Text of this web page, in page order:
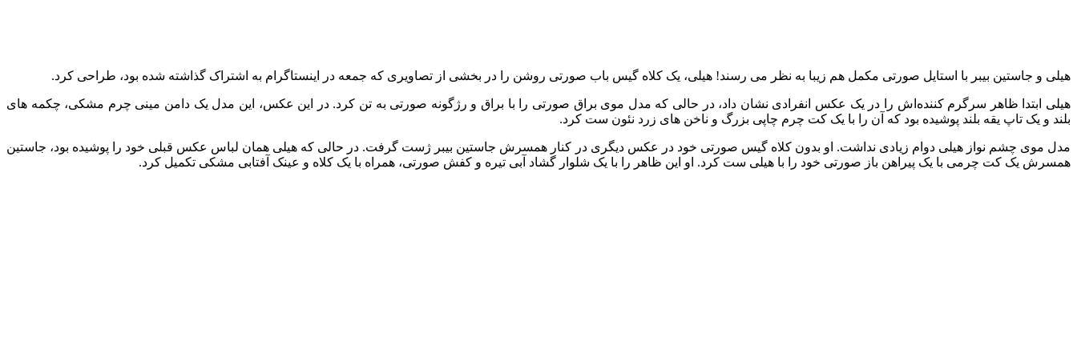
هیلی و جاستین بیبر با استایل صورتی مکمل هم زیبا به نظر می رسند! هیلی، یک کلاه گیس باب صورتی روشن را در بخشی از تصاویری که جمعه در اینستاگرام به اشتراک گذاشته شده بود، طراحی کرد.
هیلی ابتدا ظاهر سرگرم‌ کننده‌اش را در یک عکس انفرادی نشان داد، در حالی که مدل موی براق صورتی را با براق و رژگونه صورتی به تن کرد. در این عکس، این مدل یک دامن مینی چرم مشکی، چکمه های
بلند و یک تاپ یقه بلند پوشیده بود که آن را با یک کت چرم چاپی بزرگ و ناخن های زرد نئون ست کرد.
مدل موی چشم نواز هیلی دوام زیادی نداشت. او بدون کلاه گیس صورتی خود در عکس دیگری در کنار همسرش جاستین بیبر ژست گرفت. در حالی که هیلی همان لباس عکس قبلی خود را پوشیده بود، جاستین
همسرش یک کت چرمی با یک پیراهن باز صورتی خود را با هیلی ست کرد. او این ظاهر را با یک شلوار گشاد آبی تیره و کفش صورتی، همراه با یک کلاه و عینک آفتابی مشکی تکمیل کرد.